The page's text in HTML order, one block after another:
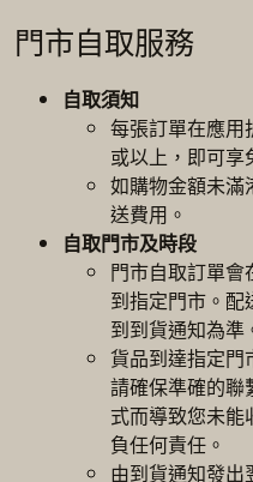
門市自取服務
自取須知
每張訂單在應用
或以上，即可享
如購物金額未滿
送費用。
自取門市及時段
門市自取訂單會
到指定門市。
到到貨通知為準
貨品到達指定門
請確保準確的聯
式而導致您未能
負任何責任。
由到貨通知發出